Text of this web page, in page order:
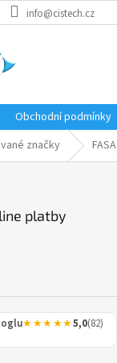
info@cistech.cz
Obchodní podmínky
značky FASA
platby
★★★★★5,0(82)